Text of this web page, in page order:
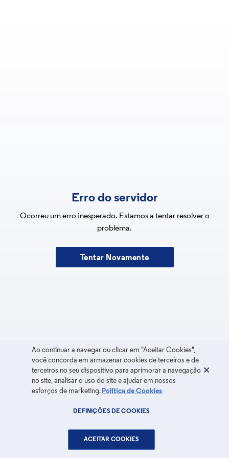
Erro do servidor
Ocorreu um erro inesperado. Estamos a tentar resolver o
problema.
Tentar Novamente
Ao continuar a navegar ou clicar em "Aceitar Cookies",
você concorda em armazenar cookies de terceiros e de
terceiros no seu dispositivo para aprimorar a navegação
no site, analisar o uso do site e ajudar em nossos
esforços de marketing. Política de Cookies
DEFINIÇÕES DE COOKIES
ACEITAR COOKIES